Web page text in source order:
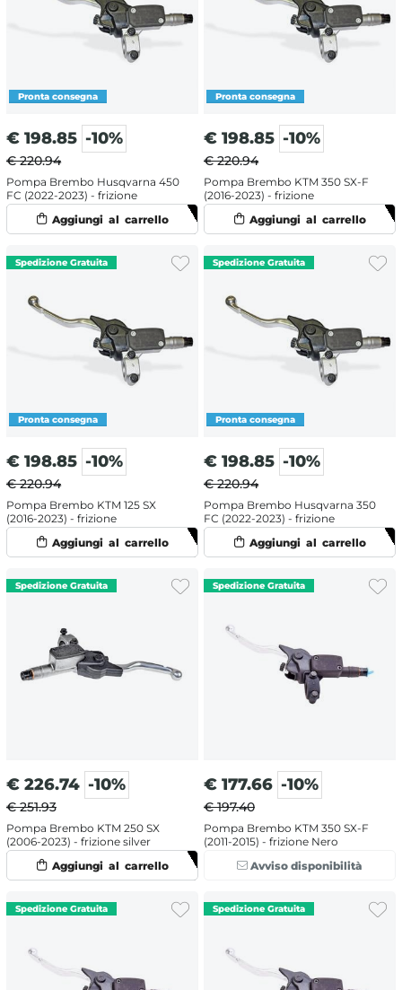
€ 198.85 -10%
€ 220.94
Pompa Brembo Husqvarna 450
FC (2022-2023) - frizione
€ 198.85 -10%
€ 220.94
Pompa Brembo KTM 350 SX-F
(2016-2023) - frizione
€ 198.85 -10%
€ 220.94
Pompa Brembo KTM 125 SX
(2016-2023) - frizione
€ 198.85 -10%
€ 220.94
Pompa Brembo Husqvarna 350
FC (2022-2023) - frizione
€ 226.74 -10%
€ 251.93
Pompa Brembo KTM 250 SX
(2006-2023) - frizione silver
€ 177.66 -10%
€ 197.40
Pompa Brembo KTM 350 SX-F
(2011-2015) - frizione Nero
Avviso disponibilità